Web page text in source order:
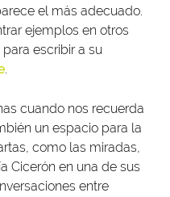
el más adecuado.
ejemplos en otros
escribir a su
.
cuando nos recuerda
un espacio para la
como las miradas,
Cicerón en una de sus
entre